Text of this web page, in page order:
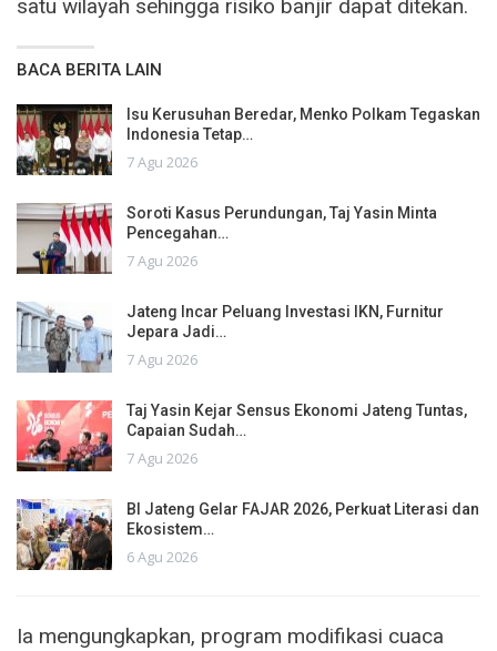
satu wilayah sehingga risiko banjir dapat ditekan.
BACA BERITA LAIN
Isu Kerusuhan Beredar, Menko Polkam Tegaskan
Indonesia Tetap…
7 Agu 2026
Soroti Kasus Perundungan, Taj Yasin Minta
Pencegahan…
7 Agu 2026
Jateng Incar Peluang Investasi IKN, Furnitur
Jepara Jadi…
7 Agu 2026
Taj Yasin Kejar Sensus Ekonomi Jateng Tuntas,
Capaian Sudah…
7 Agu 2026
BI Jateng Gelar FAJAR 2026, Perkuat Literasi dan
Ekosistem…
6 Agu 2026
Ia mengungkapkan, program modifikasi cuaca